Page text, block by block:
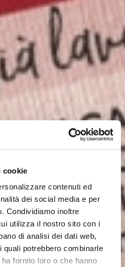
cookie
contenuti ed
dei social media e per
Condividiamo inoltre
utilizza il nostro sito con i
di analisi dei dati web,
potrebbero combinarle
fornito loro o che hanno